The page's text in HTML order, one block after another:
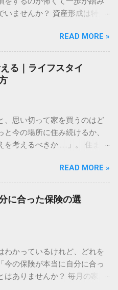
いませんか？ 資産形成は特別
ったペースで長く続けること
をこれから始める方に向け
、無理なく続けるための考
資産運用はなぜ必要なのか
ないの？」と考えがちです
かな生活を送るための「守
お金を増やすこと」だけでは
フイベント（結婚、住宅購
金を確保し、人生の選択肢
けで資産を管理していると、
購買力が低下してしまう可能
めに、いつまでに、いくら
ら始めましょう。具体的な
」です。ここで鍵となるのが
、運用で得た利益を再び投
利益を生む「雪だるま式」の
金だけでコツコツ貯める「単
READ MORE »
る｜ライフスタイ
、思い切って家を買うのはど
今の場所に住み続けるか、
を考えるべきか……」。 住まい
く影響するからこそ、慎重に
し、周囲の意見や世間の常識
とって最適な選択を見失っ
なのは、損得勘定だけで決め
家族の将来設計、そして今
する住まいを見つけること
、物件探しの際に必ずチェッ
く解説します。 賃貸と持ち
か 住まいに関する議論で、も
READ MORE »
に合った保険の選
わかっているけれど、どれを
今の保険が本当に自分に合っ
はありませんか？ 毎月の家計